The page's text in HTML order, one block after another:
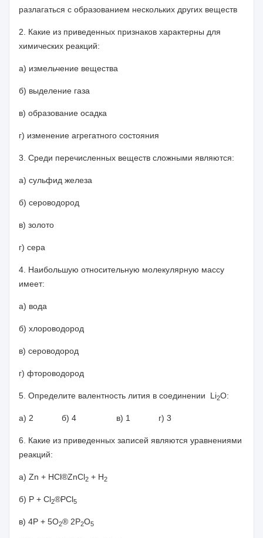
разлагаться с образованием нескольких других веществ
2. Какие из приведенных признаков характерны для
химических реакций:
а) измельчение вещества
б) выделение газа
в) образование осадка
г) изменение агрегатного состояния
3. Среди перечисленных веществ сложными являются:
а) сульфид железа
б) сероводород
в) золото
г) сера
4. Наибольшую относительную молекулярную массу
имеет:
а) вода
б) хлороводород
в) сероводород
г) фтороводород
5. Определите валентность лития в соединении Li2O:
а) 2 б) 4 в) 1 г) 3
6. Какие из приведенных записей являются уравнениями
реакций:
а) Zn + HCl®ZnCl2 + H2
б) P + Cl2®PCl5
в) 4P + 5O2® 2P2O5